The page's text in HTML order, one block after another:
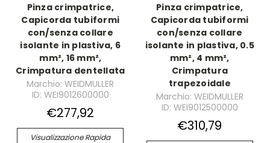
Pinza crimpatrice,
Capicorda tubiformi
con/senza collare
isolante in plastiva, 6
mm², 16 mm²,
Crimpatura dentellata
Marchio: WEIDMULLER
ID: WEI9012600000
€277,92
Visualizzazione Rapida
Pinza crimpatrice,
Capicorda tubiformi
con/senza collare
isolante in plastiva, 0.5
mm², 4 mm²,
Crimpatura
trapezoidale
Marchio: WEIDMULLER
ID: WEI9012500000
€310,79